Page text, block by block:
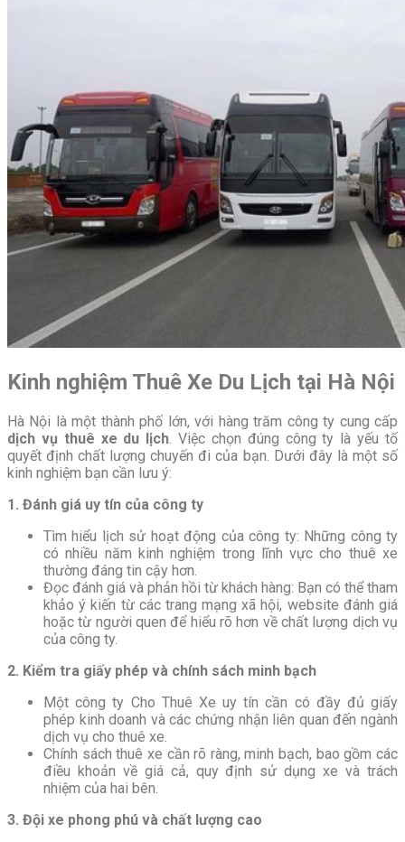
Kinh nghiệm Thuê Xe Du Lịch tại Hà Nội
Hà Nội là một thành phố lớn, với hàng trăm công ty cung cấp
dịch vụ thuê xe du lịch. Việc chọn đúng công ty là yếu tố
quyết định chất lượng chuyến đi của bạn. Dưới đây là một số
kinh nghiệm bạn cần lưu ý:
1. Đánh giá uy tín của công ty
Tìm hiểu lịch sử hoạt động của công ty: Những công ty
có nhiều năm kinh nghiệm trong lĩnh vực cho thuê xe
thường đáng tin cậy hơn.
Đọc đánh giá và phản hồi từ khách hàng: Bạn có thể tham
khảo ý kiến từ các trang mạng xã hội, website đánh giá
hoặc từ người quen để hiểu rõ hơn về chất lượng dịch vụ
của công ty.
2. Kiểm tra giấy phép và chính sách minh bạch
Một công ty Cho Thuê Xe uy tín cần có đầy đủ giấy
phép kinh doanh và các chứng nhận liên quan đến ngành
dịch vụ cho thuê xe.
Chính sách thuê xe cần rõ ràng, minh bạch, bao gồm các
điều khoản về giá cả, quy định sử dụng xe và trách
nhiệm của hai bên.
3. Đội xe phong phú và chất lượng cao